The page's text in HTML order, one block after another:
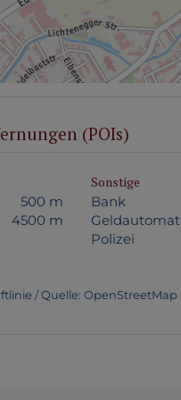
(POIs)
500 m
4500 m
Sonstige
Bank
Geldautomat
Polizei
/ Quelle: OpenStreetMap